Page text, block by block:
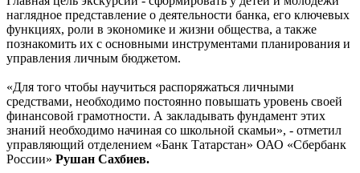
наглядное представление о деятельности банка, его ключевых
функциях, роли в экономике и жизни общества, а также
познакомить их с основными инструментами планирования и
управления личным бюджетом.
«Для того чтобы научиться распоряжаться личными
средствами, необходимо постоянно повышать уровень своей
финансовой грамотности. А закладывать фундамент этих
знаний необходимо начиная со школьной скамьи», - отметил
управляющий отделением «Банк Татарстан» ОАО «Сбербанк
России» Рушан Сахбиев.